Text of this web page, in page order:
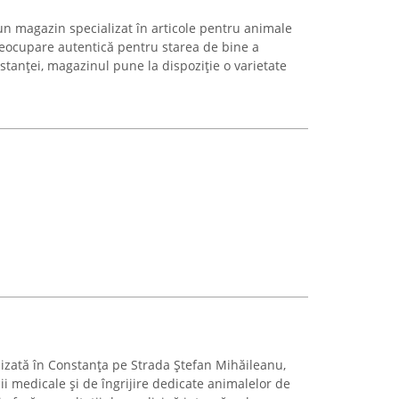
magazin specializat în articole pentru animale
autentică pentru starea de bine a
magazinul pune la dispoziție o varietate
în Constanța pe Strada Ștefan Mihăileanu,
medicale și de îngrijire dedicate animalelor de